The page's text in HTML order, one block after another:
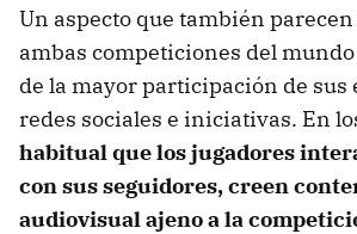
Un aspecto que también
ambas competiciones del
de la mayor participación de sus
redes sociales e iniciativas. En
habitual que los jugadores
con sus seguidores, creen
audiovisual ajeno a la